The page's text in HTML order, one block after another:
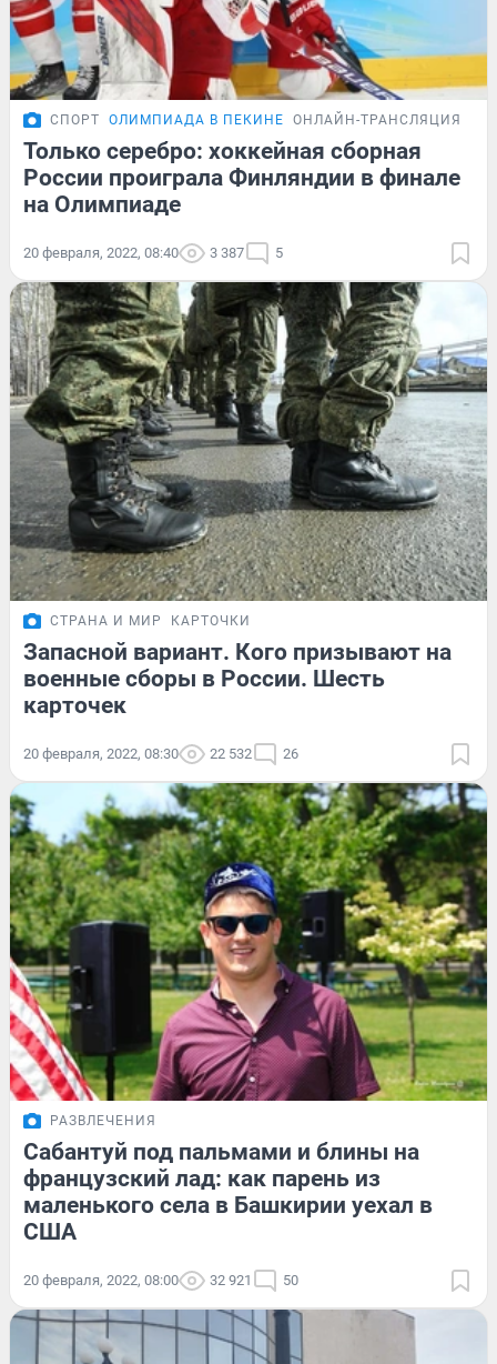
СПОРТ ОЛИМПИАДА В ПЕКИНЕ ОНЛАЙН-ТРАНСЛЯЦИЯ
Только серебро: хоккейная сборная
России проиграла Финляндии в финале
на Олимпиаде
20 февраля, 2022, 08:40 3 387 5
СТРАНА И МИР КАРТОЧКИ
Запасной вариант. Кого призывают на
военные сборы в России. Шесть
карточек
20 февраля, 2022, 08:30 22 532 26
РАЗВЛЕЧЕНИЯ
Сабантуй под пальмами и блины на
французский лад: как парень из
маленького села в Башкирии уехал в
США
20 февраля, 2022, 08:00 32 921 50